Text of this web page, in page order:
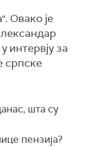
Овако је
интервју за
шта су
пензија?